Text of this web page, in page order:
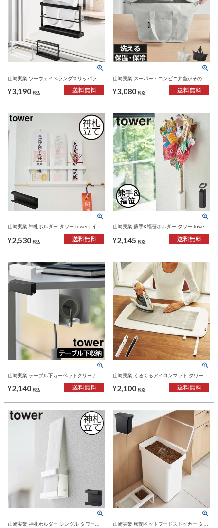
山崎実業 ツーウェイベランダスリッパラッ
シリーズ
¥3,190 税込
山崎実業 スーパー・コンビニ弁当がそのま
貨・タワーシリーズ
¥3,080 税込
山崎実業 神札ホルダー タワー tower | イン
テリア雑貨・タワーシリーズ
¥2,530 税込
山崎実業 熊手&福笹ホルダー タワー tower |
インテリア雑貨・タワーシリーズ
¥2,145 税込
山崎実業 テーブル下カーペットクリーナー
ワーシリーズ
¥2,140 税込
山崎実業 くるくるアイロンマット タワー
¥2,100 税込
山崎実業 神札ホルダー シングル タワー
山崎実業 密閉ペットフードストッカー タワ